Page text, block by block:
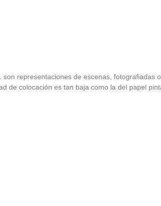
representaciones de escenas, fotografiadas
de colocación es tan baja como la del papel